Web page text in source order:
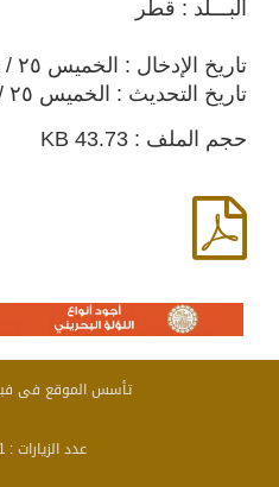
البـــلد : قطر
تاريخ الإدخال : الخميس ٢٥ / يونيو / ٢٠٠٩
تاريخ التحديث : الخميس ٢٥ / يونيو / ٢٠٠٩
حجم الملف : 43.73 KB
تأسس الموقع فى فبراير 2001
عدد الزيارات :